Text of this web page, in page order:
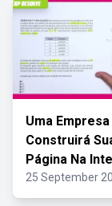
Uma Empresa
Construirá
Página Na
25 September